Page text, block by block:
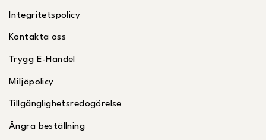
Integritetspolicy
Kontakta oss
Trygg E-Handel
Miljöpolicy
Tillgänglighetsredogörelse
Ångra beställning